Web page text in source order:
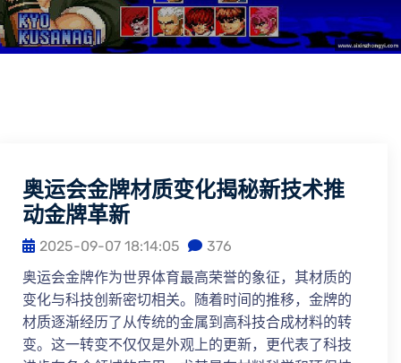
奥运会金牌材质变化揭秘新技术推
动金牌革新
2025-09-07 18:14:05
376
奥运会金牌作为世界体育最高荣誉的象征，其材质的
变化与科技创新密切相关。随着时间的推移，金牌的
材质逐渐经历了从传统的金属到高科技合成材料的转
变。这一转变不仅仅是外观上的更新，更代表了科技